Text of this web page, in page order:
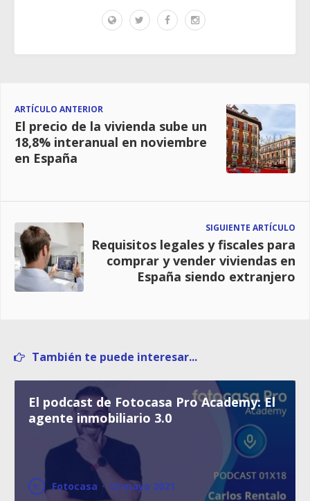
ARTÍCULO ANTERIOR
El precio de la vivienda sube un
18,8% interanual en noviembre
en España
SIGUIENTE ARTÍCULO
Requisitos legales y fiscales para
comprar y vender viviendas en
España siendo extranjero
También te puede interesar...
El podcast de Fotocasa Pro Academy: El
agente inmobiliario 3.0
Fotocasa · 12 mayo 2021